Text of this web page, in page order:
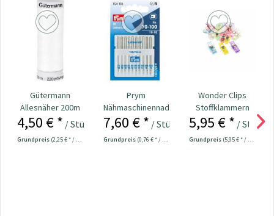
Gütermann
Allesnäher 200m
Fb. 800 - weiß
4,50 € * / Stück
Grundpreis (2,25 € * / 100 Meter)
Prym
Nähmaschinennadeln
130/705
Universal...
7,60 € * / Stück
Grundpreis (0,76 € * / 1 Stück)
Wonder Clips
Stoffklammern
klein - 20 Stück
5,95 € * / Stück
Grundpreis (5,95 € * / 1 Stück)